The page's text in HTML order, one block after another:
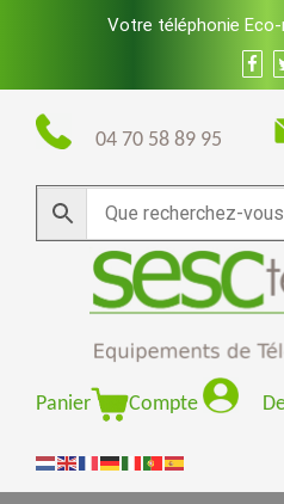
Votre téléphonie
04 70 58 89 95
Panier Compte